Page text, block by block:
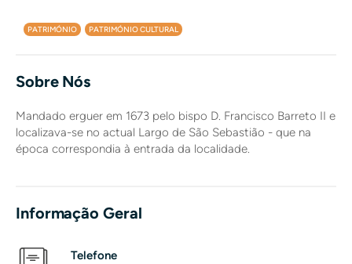
PATRIMÓNIO PATRIMÓNIO CULTURAL
Sobre Nós
Mandado erguer em 1673 pelo bispo D. Francisco Barreto II e
localizava-se no actual Largo de São Sebastião - que na
época correspondia à entrada da localidade.
Informação Geral
Telefone